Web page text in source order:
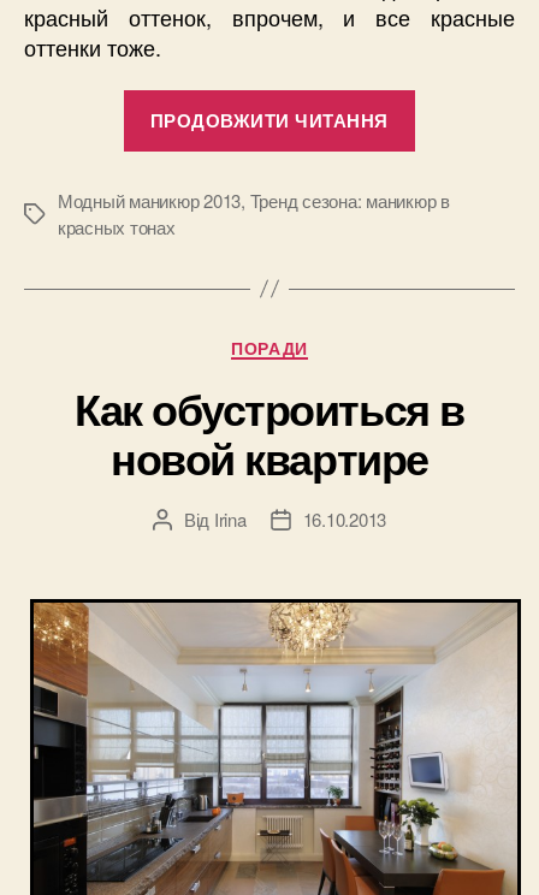
красный оттенок, впрочем, и все красные
оттенки тоже.
ПРОДОВЖИТИ ЧИТАННЯ
в
Позначки
Модный маникюр 2013, Тренд сезона: маникюр в
красных тонах
Категорії
ПОРАДИ
Как обустроиться в
новой квартире
Автор
Від Irina
Дата16.10.2013